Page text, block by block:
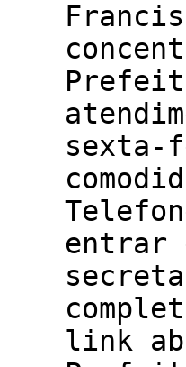
sexta-
entrar
link